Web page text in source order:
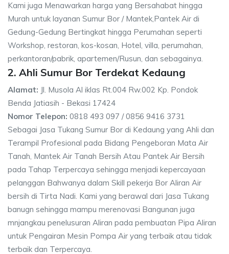
Kami juga Menawarkan harga yang Bersahabat hingga
Murah untuk layanan Sumur Bor / Mantek,Pantek Air di
Gedung-Gedung Bertingkat hingga Perumahan seperti
Workshop, restoran, kos-kosan, Hotel, villa, perumahan,
perkantoran/pabrik, apartemen/Rusun, dan sebagainya.
2. Ahli Sumur Bor Terdekat Kedaung
Alamat: Jl. Musola Al iklas Rt.004 Rw.002 Kp. Pondok
Benda Jatiasih - Bekasi 17424
Nomor Telepon: 0818 493 097 / 0856 9416 3731
Sebagai Jasa Tukang Sumur Bor di Kedaung yang Ahli dan
Terampil Profesional pada Bidang Pengeboran Mata Air
Tanah, Mantek Air Tanah Bersih Atau Pantek Air Bersih
pada Tahap Terpercaya sehingga menjadi kepercayaan
pelanggan Bahwanya dalam Skill pekerja Bor Aliran Air
bersih di Tirta Nadi. Kami yang berawal dari Jasa Tukang
banugn sehingga mampu merenovasi Bangunan juga
mnjangkau penelusuran Aliran pada pembuatan Pipa Aliran
untuk Pengairan Mesin Pompa Air yang terbaik atau tidak
terbaik dan Terpercaya.